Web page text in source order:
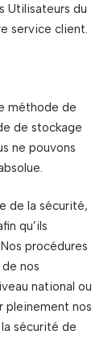
Utilisateurs du
service client.
méthode de
de stockage
ne pouvons
de la sécurité,
qu’ils
procédures
nos
national ou
pleinement nos
sécurité de